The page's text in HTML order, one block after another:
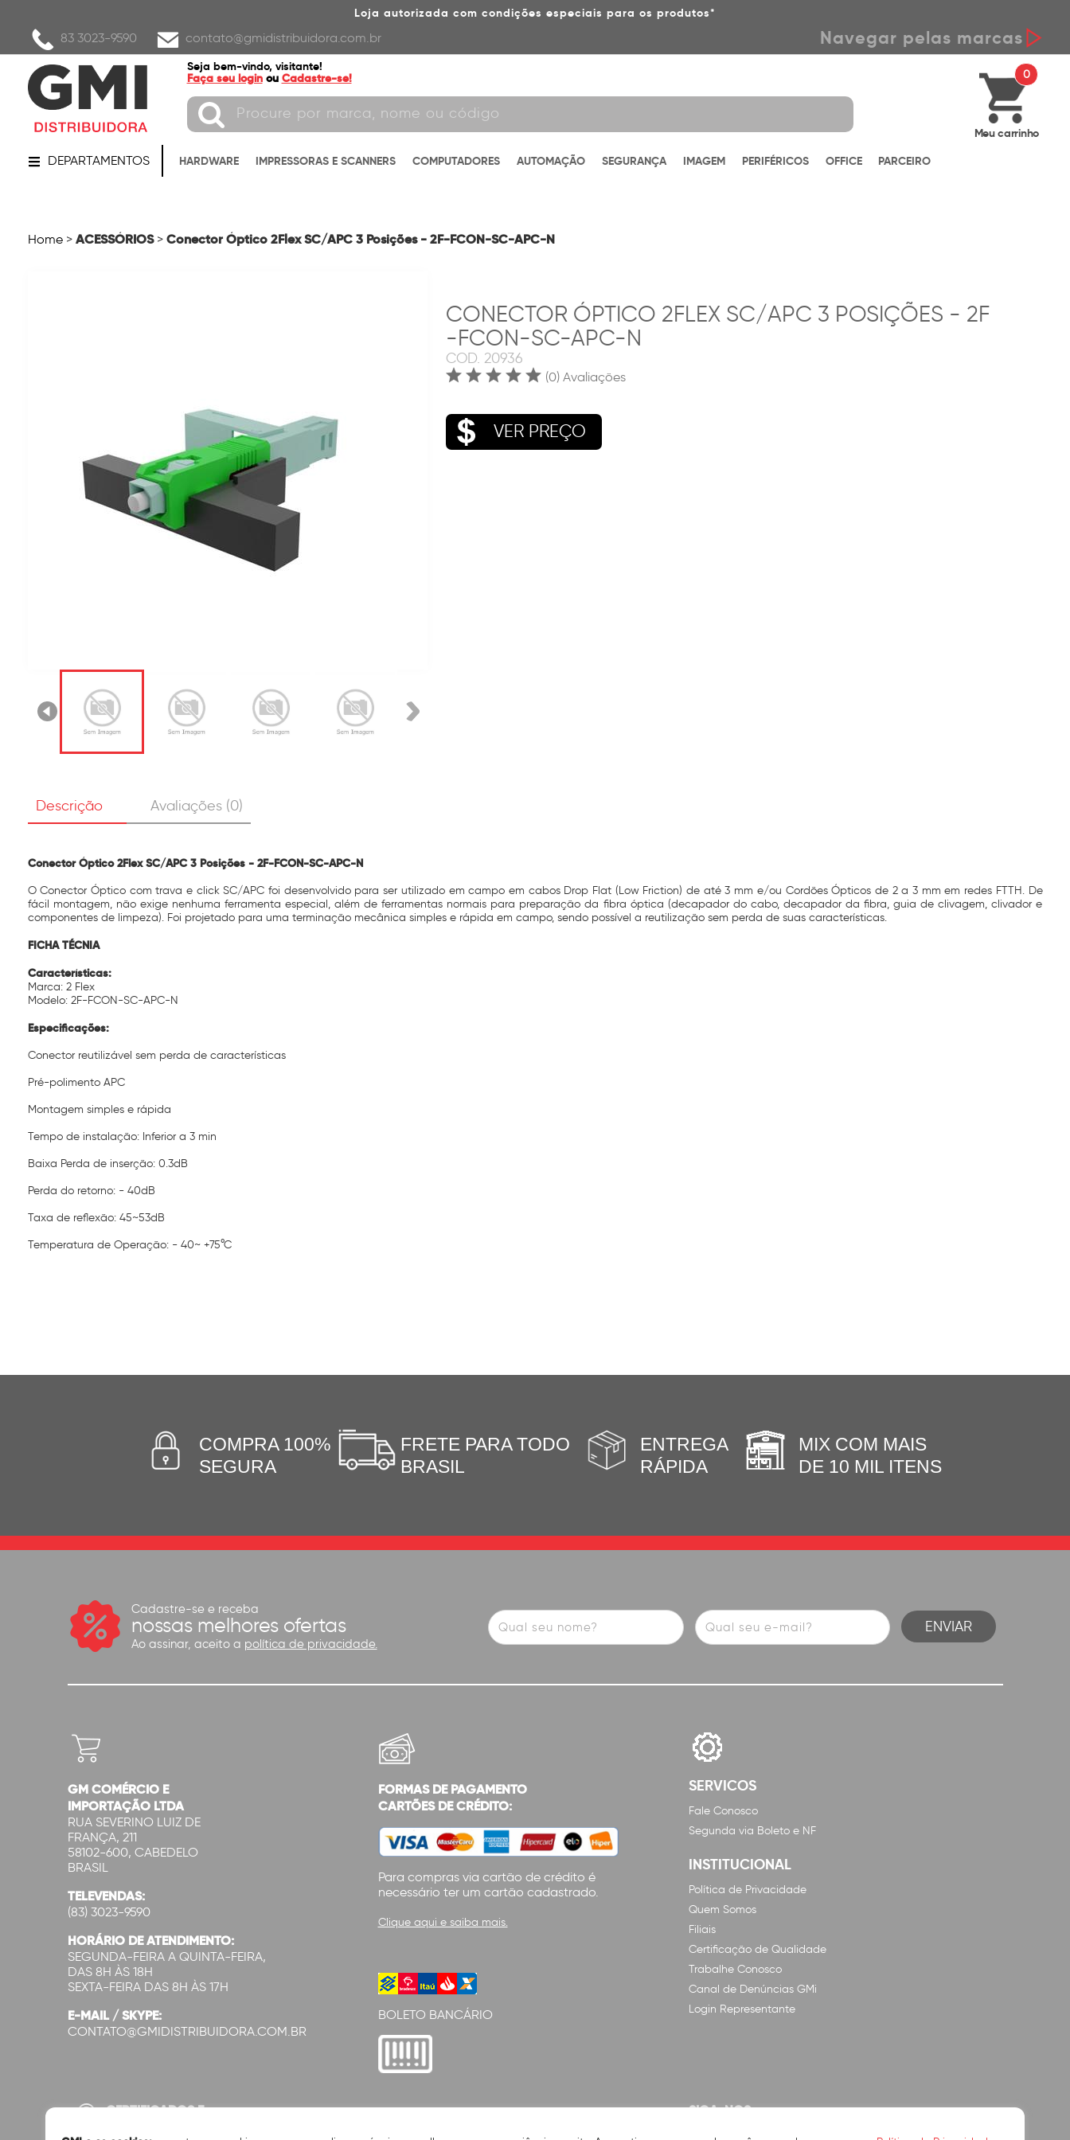
Loja autorizada com condições especiais para os produtos*
83 3023-9590 contato@gmidistribuidora.com.br Navegar pelas marcas
Seja bem-vindo, visitante!
Faça seu login ou Cadastre-se! 0
Meu carrinho
DEPARTAMENTOS HARDWARE IMPRESSORAS E SCANNERS COMPUTADORES AUTOMAÇÃO SEGURANÇA IMAGEM PERIFÉRICOS OFFICE PARCEIRO
Home > ACESSÓRIOS > Conector Óptico 2Flex SC/APC 3 Posições - 2F-FCON-SC-APC-N
CONECTOR ÓPTICO 2FLEX SC/APC 3 POSIÇÕES - 2F
-FCON-SC-APC-N
COD. 20936
(0) Avaliações
VER PREÇO
Descrição Avaliações (0)
Conector Óptico 2Flex SC/APC 3 Posições - 2F-FCON-SC-APC-N
O Conector Óptico com trava e click SC/APC foi desenvolvido para ser utilizado em campo em cabos Drop Flat (Low Friction) de até 3 mm e/ou Cordões Ópticos de 2 a 3 mm em redes FTTH. De
fácil montagem, não exige nenhuma ferramenta especial, além de ferramentas normais para preparação da fibra óptica (decapador do cabo, decapador da fibra, guia de clivagem, clivador e
componentes de limpeza). Foi projetado para uma terminação mecânica simples e rápida em campo, sendo possível a reutilização sem perda de suas características.
FICHA TÉCNIA
Características:
Marca: 2 Flex
Modelo: 2F-FCON-SC-APC-N
Especificações:
Conector reutilizável sem perda de características
Pré-polimento APC
Montagem simples e rápida
Tempo de instalação: Inferior a 3 min
Baixa Perda de inserção: 0.3dB
Perda do retorno: - 40dB
Taxa de reflexão: 45~53dB
Temperatura de Operação: - 40~ +75°C
COMPRA 100%
SEGURA
FRETE PARA TODO
BRASIL
ENTREGA
RÁPIDA
MIX COM MAIS
DE 10 MIL ITENS
Cadastre-se e receba
nossas melhores ofertas
Ao assinar, aceito a política de privacidade.
GM COMÉRCIO E
IMPORTAÇÃO LTDA
RUA SEVERINO LUIZ DE
FRANÇA, 211
58102-600, CABEDELO
BRASIL
TELEVENDAS:
(83) 3023-9590
HORÁRIO DE ATENDIMENTO:
SEGUNDA-FEIRA A QUINTA-FEIRA,
DAS 8H ÀS 18H
SEXTA-FEIRA DAS 8H ÀS 17H
E-MAIL / SKYPE:
CONTATO@GMIDISTRIBUIDORA.COM.BR
FORMAS DE PAGAMENTO
CARTÕES DE CRÉDITO:
Para compras via cartão de crédito é
necessário ter um cartão cadastrado.
Clique aqui e saiba mais.
BOLETO BANCÁRIO
SERVICOS
Fale Conosco
Segunda via Boleto e NF
INSTITUCIONAL
Política de Privacidade
Quem Somos
Filiais
Certificação de Qualidade
Trabalhe Conosco
Canal de Denúncias GMi
Login Representante
CERTIFICADOS E
SIGA-NOS